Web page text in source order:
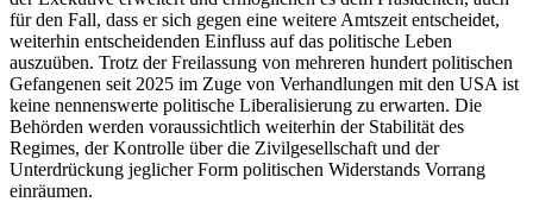
für den Fall, dass er sich gegen eine weitere Amtszeit entscheidet,
weiterhin entscheidenden Einfluss auf das politische Leben
auszuüben. Trotz der Freilassung von mehreren hundert politischen
Gefangenen seit 2025 im Zuge von Verhandlungen mit den USA ist
keine nennenswerte politische Liberalisierung zu erwarten. Die
Behörden werden voraussichtlich weiterhin der Stabilität des
Regimes, der Kontrolle über die Zivilgesellschaft und der
Unterdrückung jeglicher Form politischen Widerstands Vorrang
einräumen.